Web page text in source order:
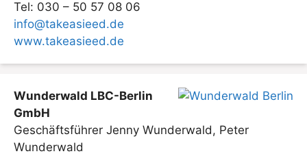
Tel: 030 – 50 57 08 06
info@takeasieed.de
www.takeasieed.de
Wunderwald LBC-Berlin
GmbH
Geschäftsführer Jenny Wunderwald, Peter
Wunderwald